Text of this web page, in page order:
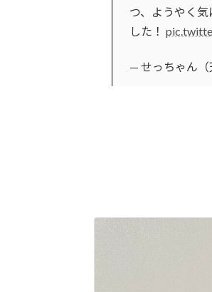
つ、ようやく
した！
— せっちゃん（